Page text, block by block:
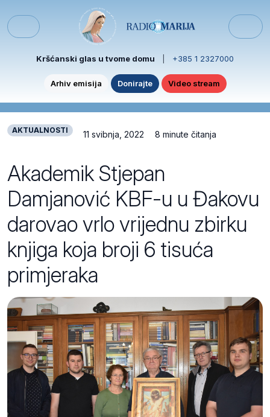
Menu
Kršćanski glas u tvome domu +385 1 2327000
Arhiv emisija Donirajte Video stream
AKTUALNOSTI 11 svibnja, 2022 8 minute čitanja
Akademik Stjepan
Damjanović KBF-u u Đakovu
darovao vrlo vrijednu zbirku
knjiga koja broji 6 tisuća
primjeraka